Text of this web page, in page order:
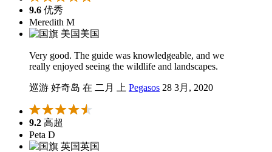
9.6 优秀
Meredith M
美国
Very good. The guide was knowledgeable, and we
really enjoyed seeing the wildlife and landscapes.
巡游 好奇岛 在 二月 上 Pegasos 28 3月, 2020
9.2 高超
Peta D
英国